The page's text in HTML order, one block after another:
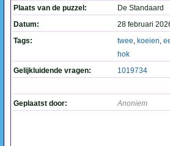
Plaats van de puzzel:
De Standaard
Datum:
28 februari
Tags:
twee, koeien,
hok
Gelijkluidende vragen:
1019734
Geplaatst door: Anoniem